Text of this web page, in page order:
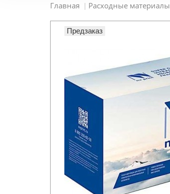
Главная Расходные материалы
Предзаказ